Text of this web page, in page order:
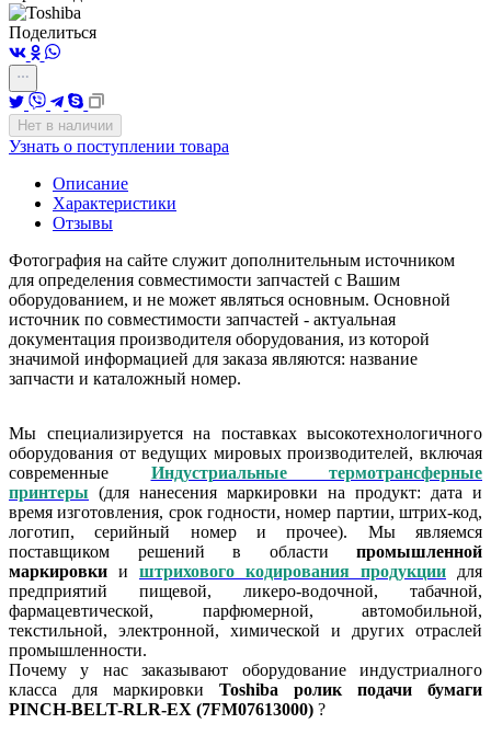
Поделиться
Нет в наличии
Узнать о поступлении товара
Описание
Характеристики
Отзывы
Фотография на сайте служит дополнительным источником
для определения совместимости запчастей с Вашим
оборудованием, и не может являться основным. Основной
источник по совместимости запчастей - актуальная
документация производителя оборудования, из которой
значимой информацией для заказа являются: название
запчасти и каталожный номер.
Мы специализируется на поставках высокотехнологичного
оборудования от ведущих мировых производителей, включая
современные Индустриальные термотрансферные
принтеры (для нанесения маркировки на продукт: дата и
время изготовления, срок годности, номер партии, штрих-код,
логотип, серийный номер и прочее). Мы являемся
поставщиком решений в области промышленной
маркировки и штрихового кодирования продукции для
предприятий пищевой, ликеро-водочной, табачной,
фармацевтической, парфюмерной, автомобильной,
текстильной, электронной, химической и других отраслей
промышленности.
Почему у нас заказывают оборудование индустриалного
класса для маркировки Toshiba ролик подачи бумаги
PINCH-BELT-RLR-EX (7FM07613000) ?